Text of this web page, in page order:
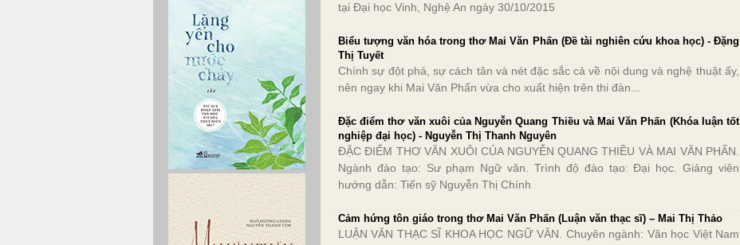
tại Đại học Vinh, Nghệ An ngày 30/10/2015
Biểu tượng văn hóa trong thơ Mai Văn Phấn (Đề tài nghiên cứu khoa học) - Đặng
Thị Tuyết
Chính sự đột phá, sự cách tân và nét đặc sắc cả về nội dung và nghệ thuật ấy,
nên ngay khi Mai Văn Phấn vừa cho xuất hiện trên thi đàn...
Đặc điểm thơ văn xuôi của Nguyễn Quang Thiều và Mai Văn Phấn (Khóa luận tốt
nghiệp đại học) - Nguyễn Thị Thanh Nguyên
ĐẶC ĐIỂM THƠ VĂN XUÔI CỦA NGUYỄN QUANG THIỀU VÀ MAI VĂN PHẤN.
Ngành đào tạo: Sư phạm Ngữ văn. Trình độ đào tạo: Đại học. Giảng viên
hướng dẫn: Tiến sỹ Nguyễn Thị Chính
Cảm hứng tôn giáo trong thơ Mai Văn Phấn (Luận văn thạc sĩ) – Mai Thị Thảo
LUẬN VĂN THẠC SĨ KHOA HỌC NGỮ VĂN. Chuyên ngành: Văn học Việt Nam